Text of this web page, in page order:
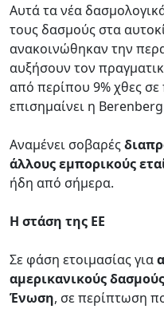
Αυτά τα νέα
τους δασμούς στα
ανακοινώθηκαν την
αυξήσουν τον
από περίπου 9% χθες
επισημαίνει η
Αναμένει σοβαρές
άλλους εμπορικούς
ήδη από σήμερα.
Η στάση της ΕΕ
Σε φάση ετοιμασίας για
αμερικανικούς δασμούς
Ένωση, σε περίπτωση